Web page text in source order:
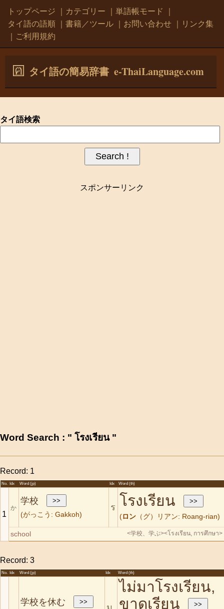
トップページ カテゴリー 単語帳モード
タイ語の語順
書籍／ツール お問い合わせ
リンク集
ご利用規約
タイ語の簡易辞書 e-ThaiLanguage.com
タイ語検索
スポンサーリンク
Word Search : " โรงเรียน "
Record: 1
No. Idx Word (jp) Idx Word (th)
1
か
学校
(がっこう: Gakkoh)
ร โรงเรียน
(ロン （グ）リアン: Roang-rian)
school <学校、学ぶ><โรงเรียน, การศึกษา>
Record: 3
No. Idx Word (jp) Idx Word (th)
学校を休む
ไม่มาโรงเรียน,
ขาดเรียน